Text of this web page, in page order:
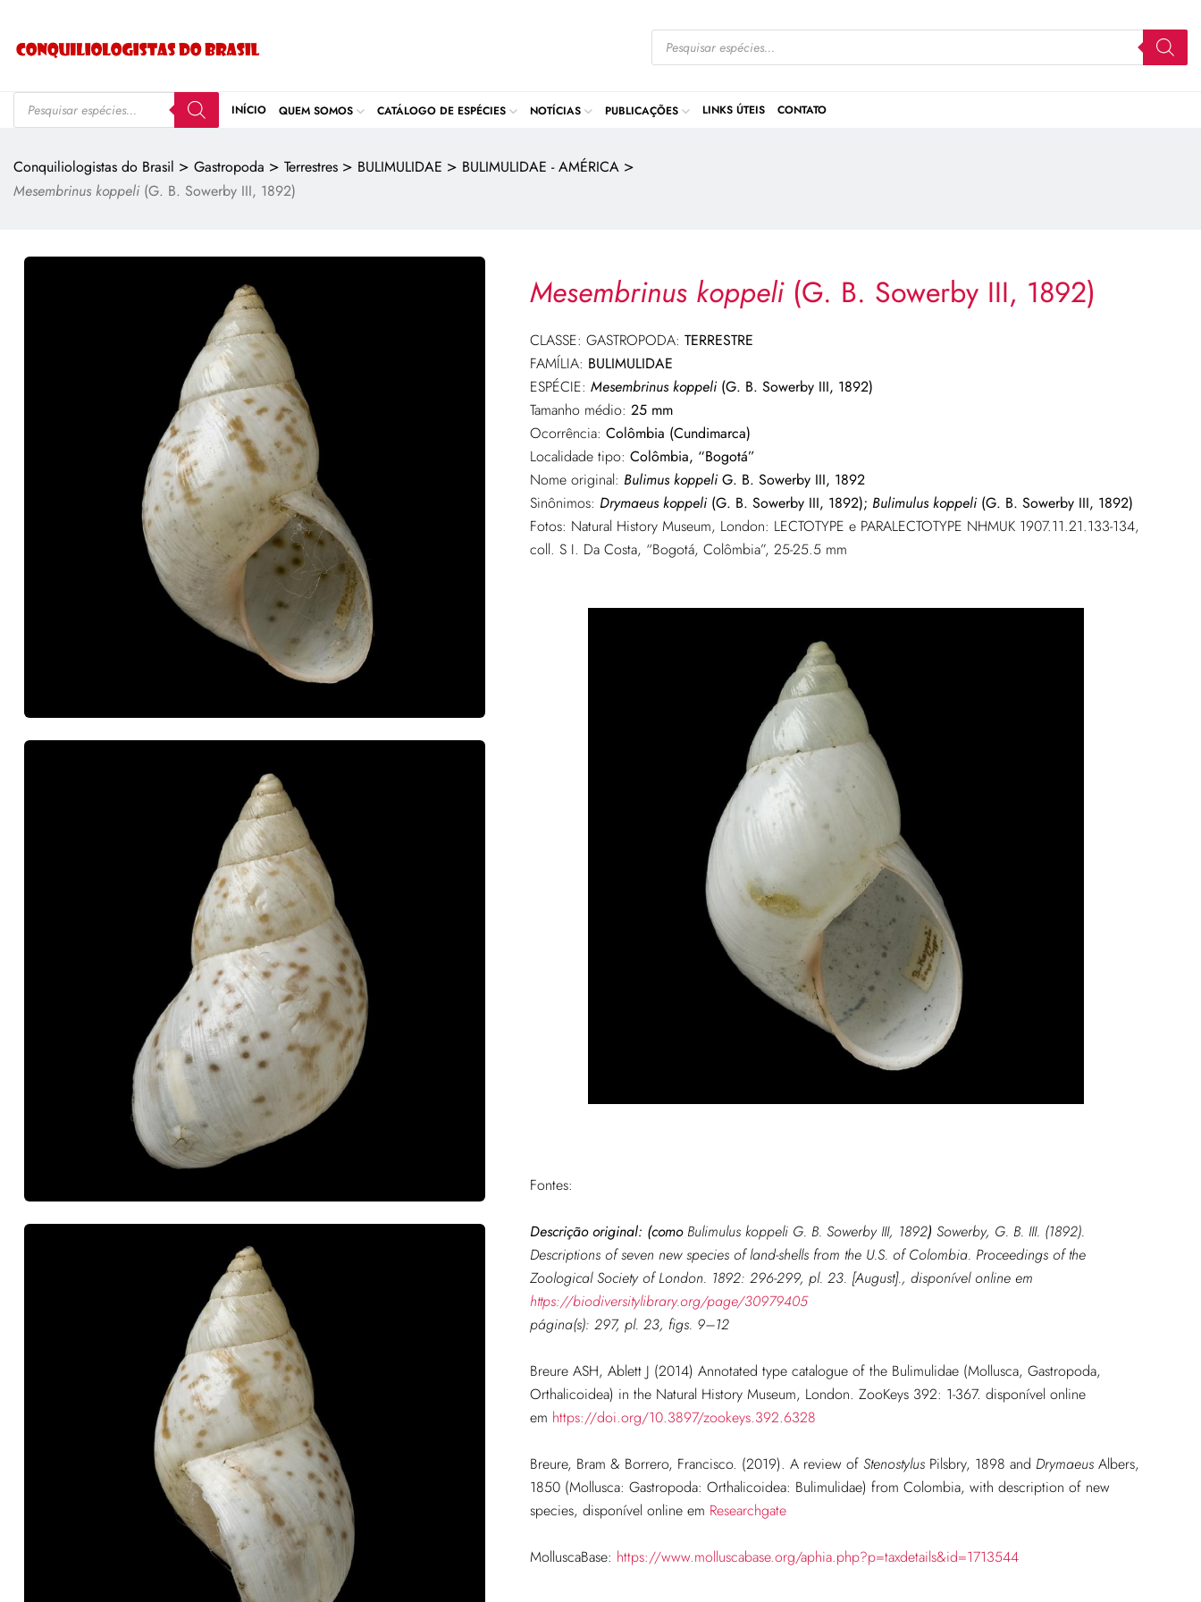
INÍCIO QUEM SOMOS CATÁLOGO DE ESPÉCIES NOTÍCIAS PUBLICAÇÕES LINKS ÚTEIS CONTATO
Conquiliologistas do Brasil > Gastropoda > Terrestres > BULIMULIDAE > BULIMULIDAE - AMÉRICA >
Mesembrinus koppeli (G. B. Sowerby III, 1892)
Mesembrinus koppeli(G. B. Sowerby III, 1892)
CLASSE: GASTROPODA: TERRESTRE
FAMÍLIA: BULIMULIDAE
ESPÉCIE: Mesembrinus koppeli(G. B. Sowerby III, 1892)
Tamanho médio: 25 mm
Ocorrência: Colômbia (Cundimarca)
Localidade tipo: Colômbia, “Bogotá”
Nome original: Bulimus koppeliG. B. Sowerby III, 1892
Sinônimos: Drymaeus koppeli(G. B. Sowerby III, 1892); Bulimulus koppeli(G. B. Sowerby III, 1892)
Fotos: Natural History Museum, London: LECTOTYPE e PARALECTOTYPE NHMUK 1907.11.21.133-134,
coll. S I. Da Costa, “Bogotá, Colômbia”, 25-25.5 mm
Fontes:
Descrição original: (como Bulimulus koppeli G. B. Sowerby III, 1892) Sowerby, G. B. III. (1892).
Descriptions of seven new species of land-shells from the U.S. of Colombia. Proceedings of the
Zoological Society of London. 1892: 296-299, pl. 23. [August]., disponível online em
https://biodiversitylibrary.org/page/30979405
página(s): 297, pl. 23, figs. 9–12
Breure ASH, Ablett J (2014) Annotated type catalogue of the Bulimulidae (Mollusca, Gastropoda,
Orthalicoidea) in the Natural History Museum, London. ZooKeys 392: 1-367. disponível online
em https://doi.org/10.3897/zookeys.392.6328
Breure, Bram & Borrero, Francisco. (2019). A review of StenostylusPilsbry, 1898 and DrymaeusAlbers,
1850 (Mollusca: Gastropoda: Orthalicoidea: Bulimulidae) from Colombia, with description of new
species, disponível online em Researchgate
MolluscaBase: https://www.molluscabase.org/aphia.php?p=taxdetails&id=1713544